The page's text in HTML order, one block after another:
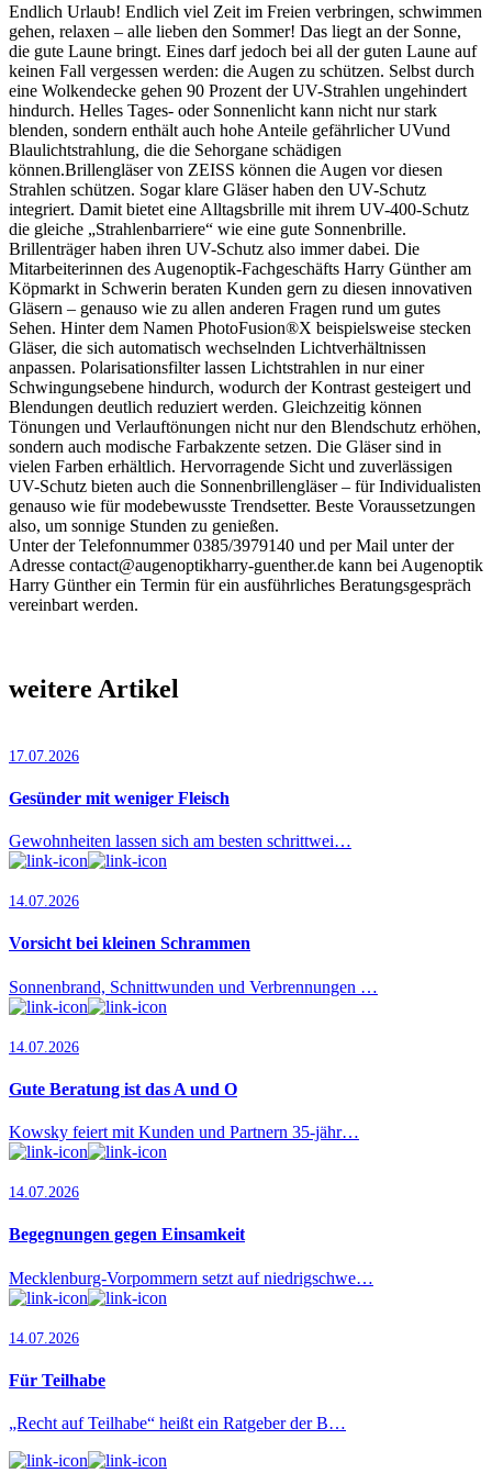
Endlich Urlaub! Endlich viel Zeit im Freien verbringen, schwimmen
gehen, relaxen – alle lieben den Sommer! Das liegt an der Sonne,
die gute Laune bringt. Eines darf jedoch bei all der guten Laune auf
keinen Fall vergessen werden: die Augen zu schützen. Selbst durch
eine Wolkendecke gehen 90 Prozent der UV-Strahlen ungehindert
hindurch. Helles Tages- oder Sonnenlicht kann nicht nur stark
blenden, sondern enthält auch hohe Anteile gefährlicher UVund
Blaulichtstrahlung, die die Sehorgane schädigen
können.Brillengläser von ZEISS können die Augen vor diesen
Strahlen schützen. Sogar klare Gläser haben den UV-Schutz
integriert. Damit bietet eine Alltagsbrille mit ihrem UV-400-Schutz
die gleiche „Strahlenbarriere“ wie eine gute Sonnenbrille.
Brillenträger haben ihren UV-Schutz also immer dabei. Die
Mitarbeiterinnen des Augenoptik-Fachgeschäfts Harry Günther am
Köpmarkt in Schwerin beraten Kunden gern zu diesen innovativen
Gläsern – genauso wie zu allen anderen Fragen rund um gutes
Sehen. Hinter dem Namen PhotoFusion®X beispielsweise stecken
Gläser, die sich automatisch wechselnden Lichtverhältnissen
anpassen. Polarisationsfilter lassen Lichtstrahlen in nur einer
Schwingungsebene hindurch, wodurch der Kontrast gesteigert und
Blendungen deutlich reduziert werden. Gleichzeitig können
Tönungen und Verlauftönungen nicht nur den Blendschutz erhöhen,
sondern auch modische Farbakzente setzen. Die Gläser sind in
vielen Farben erhältlich. Hervorragende Sicht und zuverlässigen
UV-Schutz bieten auch die Sonnenbrillengläser – für Individualisten
genauso wie für modebewusste Trendsetter. Beste Voraussetzungen
also, um sonnige Stunden zu genießen.
Unter der Telefonnummer 0385/3979140 und per Mail unter der
Adresse contact@augenoptikharry-guenther.de kann bei Augenoptik
Harry Günther ein Termin für ein ausführliches Beratungsgespräch
vereinbart werden.
weitere Artikel
17.07.2026
Gesünder mit weniger Fleisch
Gewohnheiten lassen sich am besten schrittwei…
14.07.2026
Vorsicht bei kleinen Schrammen
Sonnenbrand, Schnittwunden und Verbrennungen …
14.07.2026
Gute Beratung ist das A und O
Kowsky feiert mit Kunden und Partnern 35-jähr…
14.07.2026
Begegnungen gegen Einsamkeit
Mecklenburg-Vorpommern setzt auf niedrigschwe…
14.07.2026
Für Teilhabe
„Recht auf Teilhabe“ heißt ein Ratgeber der B…